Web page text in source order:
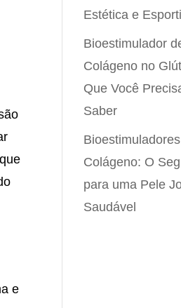
e
Estética e
Bioestimulador
Colágeno no
Que Você
Saber
Colágeno: O
para uma Pele
Saudável